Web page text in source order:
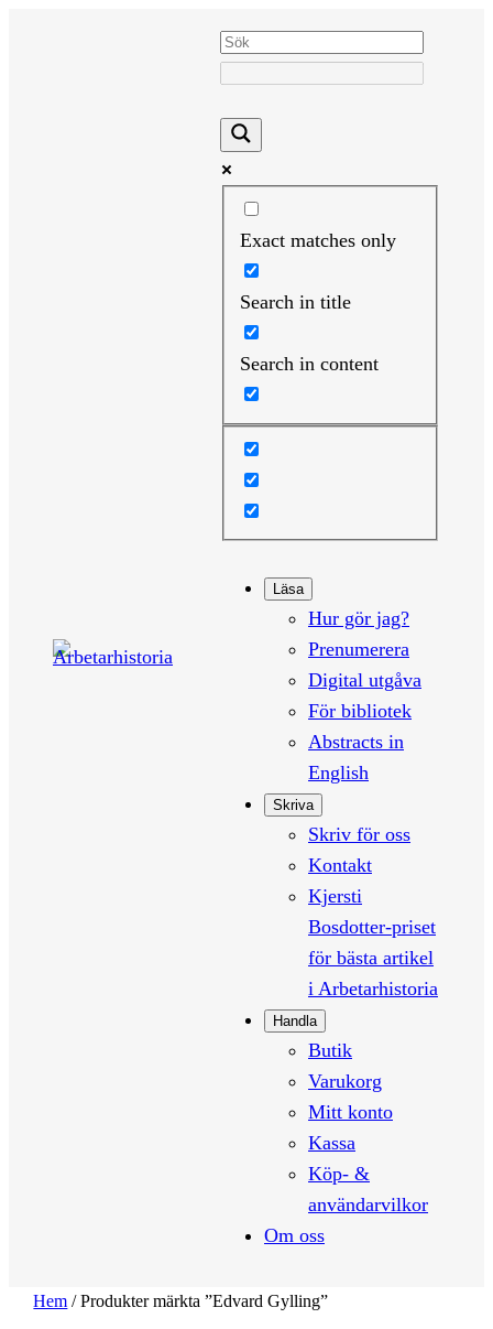
Exact matches only
Search in title
Search in content
Läsa
Hur gör jag?
Prenumerera
Digital utgåva
För bibliotek
Abstracts in
English
Skriva
Skriv för oss
Kontakt
Kjersti
Bosdotter-priset
för bästa artikel
i Arbetarhistoria
Handla
Butik
Varukorg
Mitt konto
Kassa
Köp- &
användarvilkor
Om oss
Hem / Produkter märkta ”Edvard Gylling”